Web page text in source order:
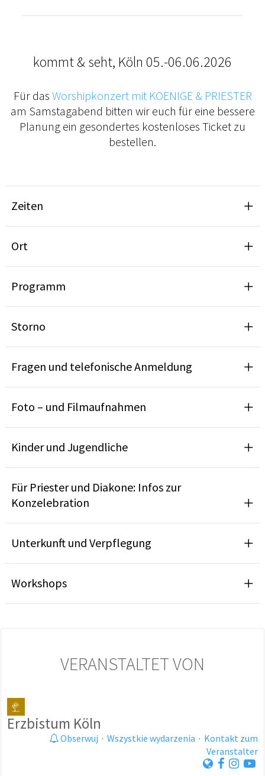
kommt & seht, Köln 05.-06.06.2026
Für das Worshipkonzert mit KOENIGE & PRIESTER
am Samstagabend bitten wir euch für eine bessere
Planung ein gesondertes kostenloses Ticket zu
bestellen.
Zeiten
Ort
Programm
Storno
Fragen und telefonische Anmeldung
Foto – und Filmaufnahmen
Kinder und Jugendliche
Für Priester und Diakone: Infos zur
Konzelebration
Unterkunft und Verpflegung
Workshops
VERANSTALTET VON
Erzbistum Köln
Obserwuj · Wszystkie wydarzenia · Kontakt zum
Veranstalter